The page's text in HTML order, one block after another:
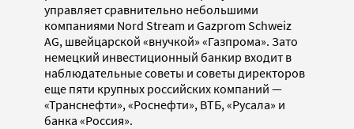
управляет сравнительно небольшими
компаниями Nord Stream и Gazprom Schweiz
AG, швейцарской «внучкой» «Газпрома». Зато
немецкий инвестиционный банкир входит в
наблюдательные советы и советы директоров
еще пяти крупных российских компаний —
«Транснефти», «Роснефти», ВТБ, «Русала» и
банка «Россия».